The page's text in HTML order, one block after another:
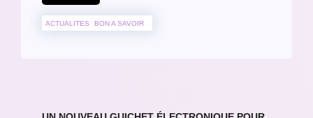
ACTUALITES BON A SAVOIR